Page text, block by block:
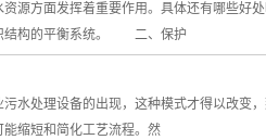
源方面发挥着重要作用。具体还有哪些
结构的平衡系统。 二、保护
水处理设备的出现，这种模式才得以改
缩短和简化工艺流程。然